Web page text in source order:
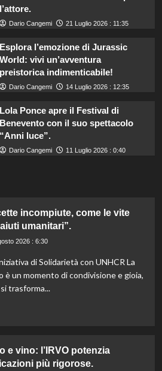
l’attore.
Dario Cangemi 21 Luglio 2026 : 11:35
Esplora l’emozione di Jurassic
World: vivi un’avventura
preistorica indimenticabile!
Dario Cangemi 14 Luglio 2026 : 12:35
Lola Ponce apre il Festival di
Benevento con il suo spettacolo
“Anni luce”.
Dario Cangemi 11 Luglio 2026 : 0:40
incompiute, come le vite
umanitari”.
2026 : 6:30
di Solidarietà con UNHCR La
è un momento di condivisione e gioia,
trasforma...
e vino: l’IRVO potenzia
più rigorose.